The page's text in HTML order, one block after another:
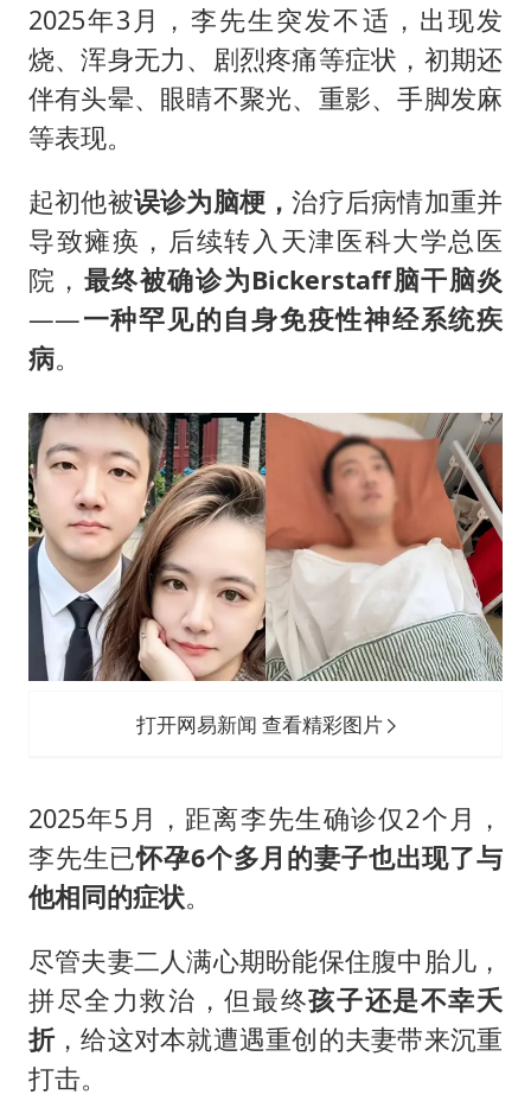
2025年3月，李先生突发不适，出现发
烧、浑身无力、剧烈疼痛等症状，初期还
伴有头晕、眼睛不聚光、重影、手脚发麻
等表现。
起初他被误诊为脑梗，治疗后病情加重并
导致瘫痪，后续转入天津医科大学总医
院， 最终被确诊为Bickerstaff脑干脑炎
——一种罕见的自身免疫性神经系统疾
病。
打开网易新闻 查看精彩图片
2025年5月，距离李先生确诊仅2个月，
李先生已怀孕6个多月的妻子也出现了与
他相同的症状。
尽管夫妻二人满心期盼能保住腹中胎儿，
拼尽全力救治，但最终孩子还是不幸夭
折，给这对本就遭遇重创的夫妻带来沉重
打击。